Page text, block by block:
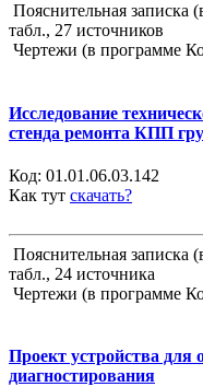
Пояснительная записка
табл., 27 источников
Чертежи (в программе
Исследование
стенда ремонта КПП
Код: 01.01.06.03.142
Как тут скачать?
Пояснительная записка
табл., 24 источника
Чертежи (в программе
Проект устройства для
диагностирования